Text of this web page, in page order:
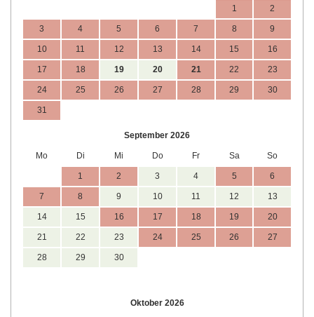
1 2
3 4 5 6 7 8 9
10 11 12 13 14 15 16
17 18 19 20 21 22 23
24 25 26 27 28 29 30
31
September 2026
Mo Di Mi Do Fr Sa So
1 2 3 4 5 6
7 8 9 10 11 12 13
14 15 16 17 18 19 20
21 22 23 24 25 26 27
28 29 30
Oktober 2026